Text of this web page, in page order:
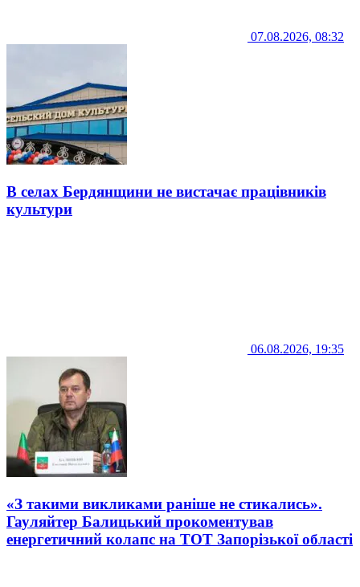
07.08.2026, 08:32
В селах Бердянщини не вистачає працівників
культури
06.08.2026, 19:35
«З такими викликами раніше не стикались».
Гауляйтер Балицький прокоментував
енергетичний колапс на ТОТ Запорізької області